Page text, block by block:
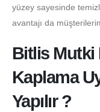
yüzey sayesinde
avantajı da
Bitlis Mutki
Kaplama
Yapılır ?